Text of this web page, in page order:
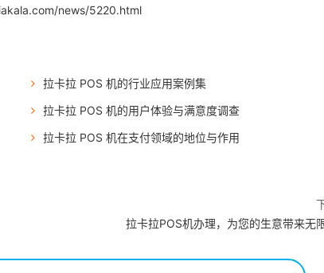
news/5220.html
拉卡拉 POS 机的行业应用案例集
拉卡拉 POS 机的用户体验与满意度调查
拉卡拉 POS 机在支付领域的地位与作用
拉卡拉POS机办理，为您的生意带来无